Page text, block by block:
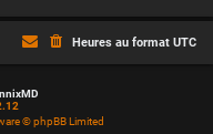
Heures au format UTC
© phpBB Limited